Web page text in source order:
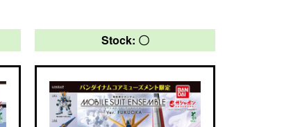
Stock: 〇